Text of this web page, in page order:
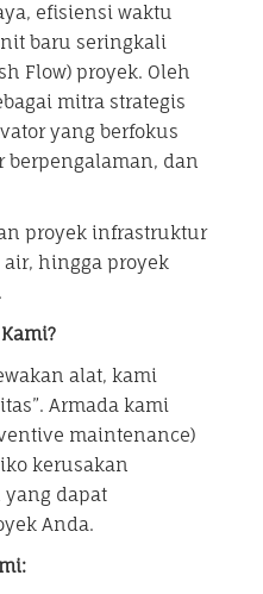
efisiensi waktu
baru seringkali
Flow) proyek. Oleh
mitra strategis
yang berfokus
berpengalaman, dan
proyek infrastruktur
hingga proyek
alat, kami
Armada kami
maintenance)
kerusakan
yang dapat
Anda.